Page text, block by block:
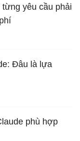
yêu cầu phải
Đâu là lựa
phù hợp